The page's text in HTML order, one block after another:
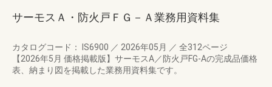
サーモスＡ・防火戸ＦＧ－Ａ業務用資料集
カタログコード： IS6900 ／ 2026年05月 ／ 全312ページ
【2026年5月 価格掲載版】サーモスA／防火戸FG-Aの完成品価格
表、納まり図を掲載した業務用資料集です。